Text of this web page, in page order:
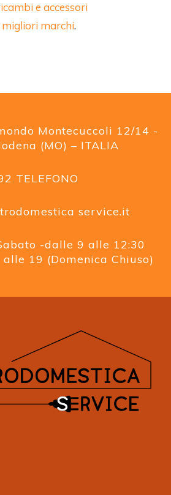
e accessori
marchi.
Montecuccoli 12/14 -
(MO) – ITALIA
TELEFONO
service.it
-dalle 9 alle 12:30
19 (Domenica Chiuso)